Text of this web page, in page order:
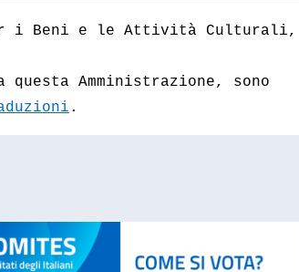
i Beni e le Attività Culturali,
Amministrazione, sono
.